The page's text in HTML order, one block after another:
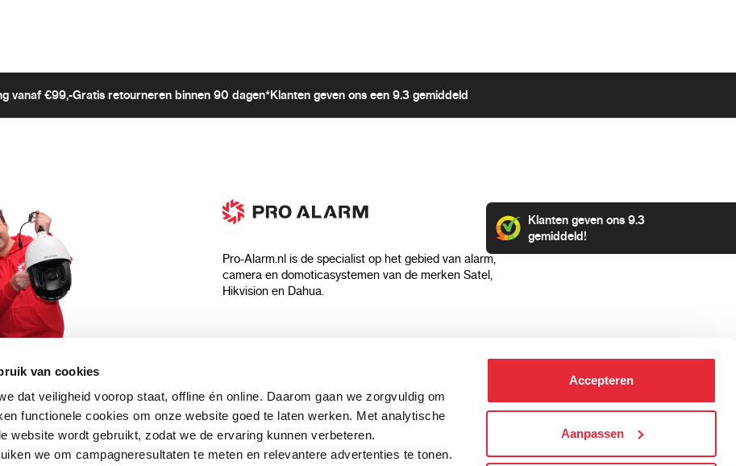
van cookies
dat veiligheid voorop staat, offline én online. Daarom gaan we zorgvuldig om
functionele cookies om onze website goed te laten werken. Met analytische
website wordt gebruikt, zodat we de ervaring kunnen verbeteren.
we om campagneresultaten te meten en relevantere advertenties te tonen.
Accepteren
Aanpassen
vanaf €99,-Gratis retourneren binnen 90 dagen*Klanten geven ons een 9.3 gemiddeld
en
Pro-Alarm.nl is de specialist op het gebied van alarm,
camera en domoticasystemen van de merken Satel,
Hikvision en Dahua.
Klanten geven ons 9.3
gemiddeld!
Algemene voorwaarden
Privacyverklaring
Blog
Verzending & bezorging
Aansluit instructies
Categorieën
Alarmsystemen
Beveiligingscamera's
IP camera's
Hikvision camera's